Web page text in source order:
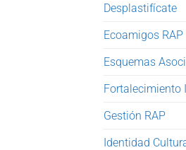
Desplastifícate
Ecoamigos RAP
Esquemas
Fortalecimiento
Gestión RAP
Identidad